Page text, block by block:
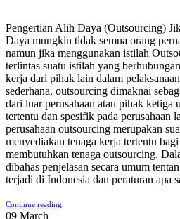
Pengertian Alih Daya (Outsourcing)
Daya mungkin tidak semua orang
namun jika menggunakan istilah
terlintas suatu istilah yang
kerja dari pihak lain dalam
sederhana, outsourcing dimaknai
dari luar perusahaan atau pihak ketiga
tertentu dan spesifik pada perusahaan
perusahaan outsourcing merupakan
menyediakan tenaga kerja tertentu
membutuhkan tenaga outsourcing.
dibahas penjelasan secara umum
terjadi di Indonesia dan peraturan apa
Continue reading
09 March